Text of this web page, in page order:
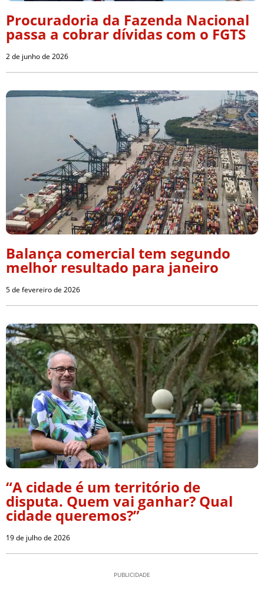
Procuradoria da Fazenda Nacional
passa a cobrar dívidas com o FGTS
2 de junho de 2026
Balança comercial tem segundo
melhor resultado para janeiro
5 de fevereiro de 2026
“A cidade é um território de
disputa. Quem vai ganhar? Qual
cidade queremos?”
19 de julho de 2026
PUBLICIDADE